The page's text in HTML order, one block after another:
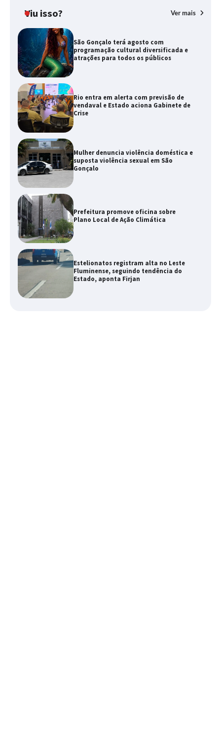
Viu isso? Ver mais
São Gonçalo terá agosto com
programação cultural diversificada e
atrações para todos os públicos
Rio entra em alerta com previsão de
vendaval e Estado aciona Gabinete de
Crise
Mulher denuncia violência doméstica e
suposta violência sexual em São
Gonçalo
Prefeitura promove oficina sobre
Plano Local de Ação Climática
Estelionatos registram alta no Leste
Fluminense, seguindo tendência do
Estado, aponta Firjan